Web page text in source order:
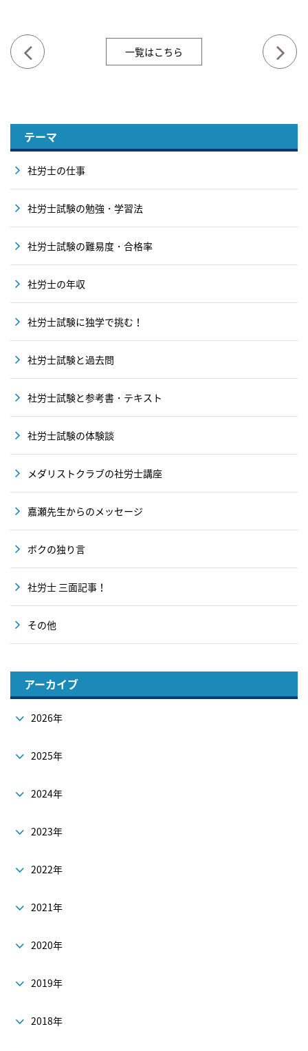
一覧はこちら
テーマ
社労士の仕事
社労士試験の勉強・学習法
社労士試験の難易度・合格率
社労士の年収
社労士試験に独学で挑む！
社労士試験と過去問
社労士試験と参考書・テキスト
社労士試験の体験談
メダリストクラブの社労士講座
嘉瀬先生からのメッセージ
ボクの独り言
社労士 三面記事！
その他
アーカイブ
2026年
2025年
2024年
2023年
2022年
2021年
2020年
2019年
2018年